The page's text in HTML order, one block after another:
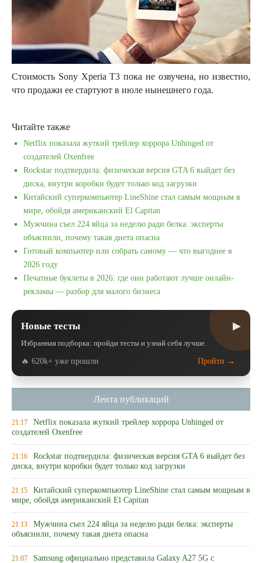
Стоимость Sony Xperia T3 пока не озвучена, но известно,
что продажи ее стартуют в июле нынешнего года.
Читайте также
Netflix показала жуткий трейлер хоррора Unhinged от
создателей Oxenfree
Rockstar подтвердила: физическая версия GTA 6 выйдет без
диска, внутри коробки будет только код загрузки
Китайский суперкомпьютер LineShine стал самым мощным в
мире, обойдя американский El Capitan
Мужчина съел 224 яйца за неделю ради белка: эксперты
объяснили, почему такая диета опасна
Готовый компьютер или собрать самому — что выгоднее в
2026 году
Печатные буклеты в 2026: где они работают лучше онлайн-
рекламы — разбор для малого бизнеса
Новые тесты ▶
Избранная подборка: пройди тесты и узнай себя лучше.
🔥 620k+ уже прошли Пройти →
Лента публикаций
21:17 Netflix показала жуткий трейлер хоррора Unhinged от
создателей Oxenfree
21:16 Rockstar подтвердила: физическая версия GTA 6 выйдет без
диска, внутри коробки будет только код загрузки
21:15 Китайский суперкомпьютер LineShine стал самым мощным в
мире, обойдя американский El Capitan
21:13 Мужчина съел 224 яйца за неделю ради белка: эксперты
объяснили, почему такая диета опасна
21:07 Samsung официально представила Galaxy A27 5G с